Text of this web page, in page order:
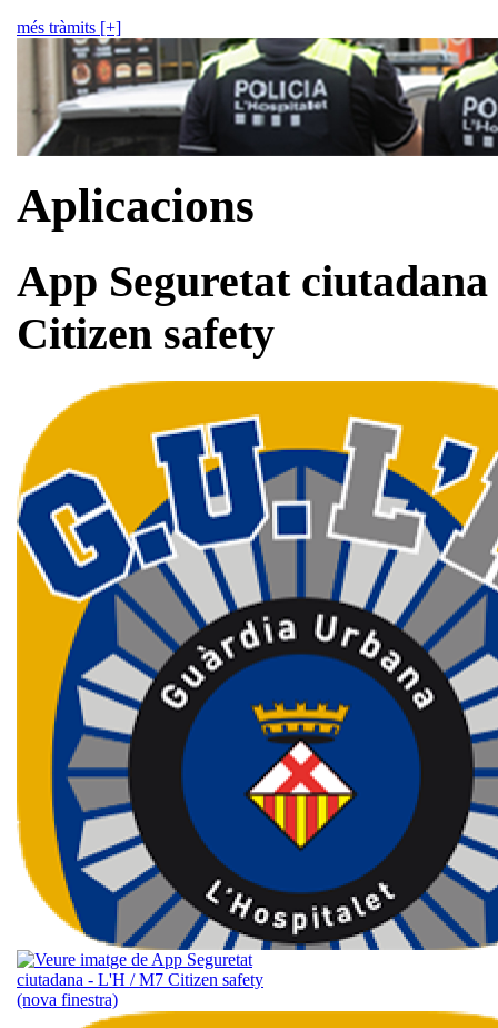
més tràmits [+]
Aplicacions
App Seguretat
Citizen safety